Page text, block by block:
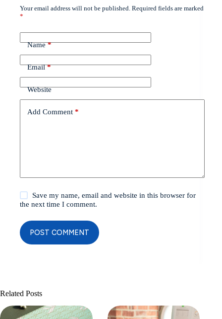
Your email address will not be published. Required fields are marked
*
Name*
Email*
Website
Add Comment *
Save my name, email and website in this browser for
the next time I comment.
POST COMMENT
Related Posts